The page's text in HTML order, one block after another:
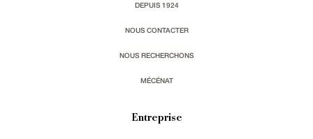
DEPUIS 1924
NOUS CONTACTER
NOUS RECHERCHONS
MÉCÉNAT
Entreprise